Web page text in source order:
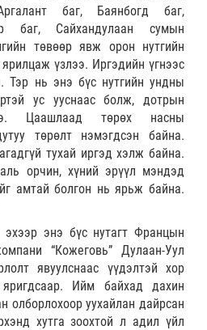
баг, Баянбогд баг,
баг, Сайхандулаан сумын
төвөөр явж орон нутгийн
үзлээ. Иргэдийн үгнээс
Тэр нь энэ бүс нутгийн ундны
ус ууснаас болж, дотрын
Цаашлаад төрөх насны
төрөлт нэмэгдсэн байна.
тухай иргэд хэлж байна.
орчин, хүний эрүүл мэндэд
амтай болгон нь ярьж байна.
энэ бүс нутагт Францын
“Кожеговь” Дулаан-Уул
явуулснаас үүдэлтэй хор
Ийм байхад дахин
олборлохоор уухайлан дайрсан
хутга зоохтой л адил үйл